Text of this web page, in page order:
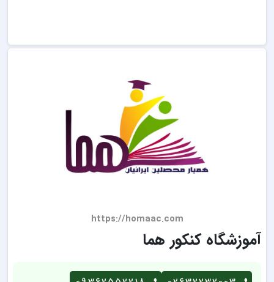
https://homaac.com
آموزشگاه کنکور هما